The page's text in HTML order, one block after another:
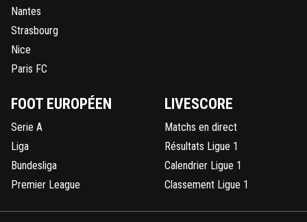
Nantes
Strasbourg
Nice
Paris FC
FOOT EUROPÉEN
Serie A
Liga
Bundesliga
Premier League
LIVESCORE
Matchs en direct
Résultats Ligue 1
Calendrier Ligue 1
Classement Ligue 1